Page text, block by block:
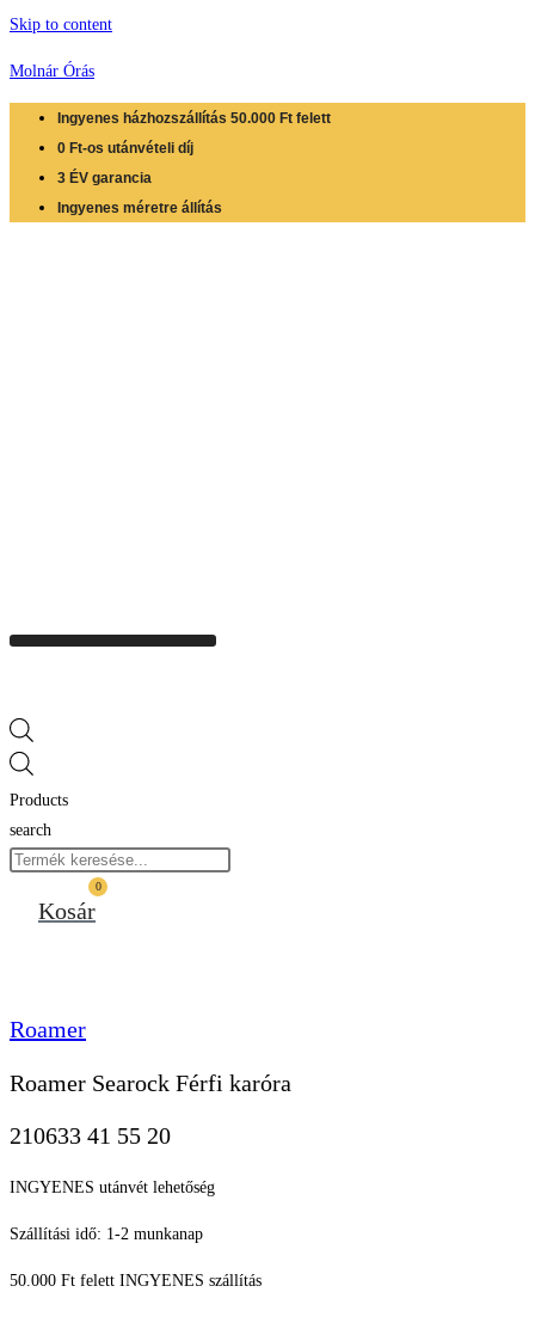
Skip to content
Molnár Órás
Ingyenes házhozszállítás 50.000 Ft felett
0 Ft-os utánvételi díj
3 ÉV garancia
Ingyenes méretre állítás
Products
search
0
Kosár
Roamer
Roamer Searock Férfi karóra
210633 41 55 20
INGYENES utánvét lehetőség
Szállítási idő: 1-2 munkanap
50.000 Ft felett INGYENES szállítás